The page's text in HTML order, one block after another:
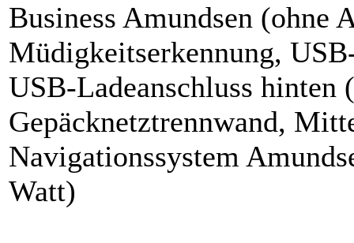
Business Amundsen (ohne
Müdigkeitserkennung,
USB-Ladeanschluss hinten
Gepäcknetztrennwand,
Navigationssystem
Watt)